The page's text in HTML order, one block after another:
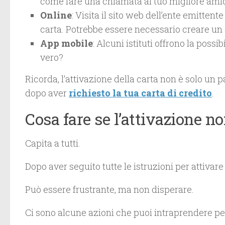
Online: Visita il sito web dell’ente
carta. Potrebbe essere necessario creare
App mobile: Alcuni istituti offrono la
vero?
Ricorda, l’attivazione della carta non è solo un
dopo aver richiesto la tua carta di credito.
Cosa fare se l’attivazione
Capita a tutti.
Dopo aver seguito tutte le istruzioni per
Può essere frustrante, ma non disperare.
Ci sono alcune azioni che puoi intraprendere